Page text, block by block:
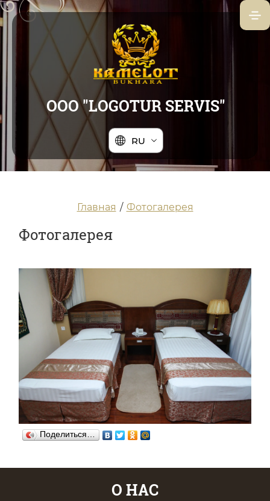
ООО "LOGOTUR SERVIS"
RU
Главная / Фотогалерея
Фотогалерея
Поделиться…
О НАС